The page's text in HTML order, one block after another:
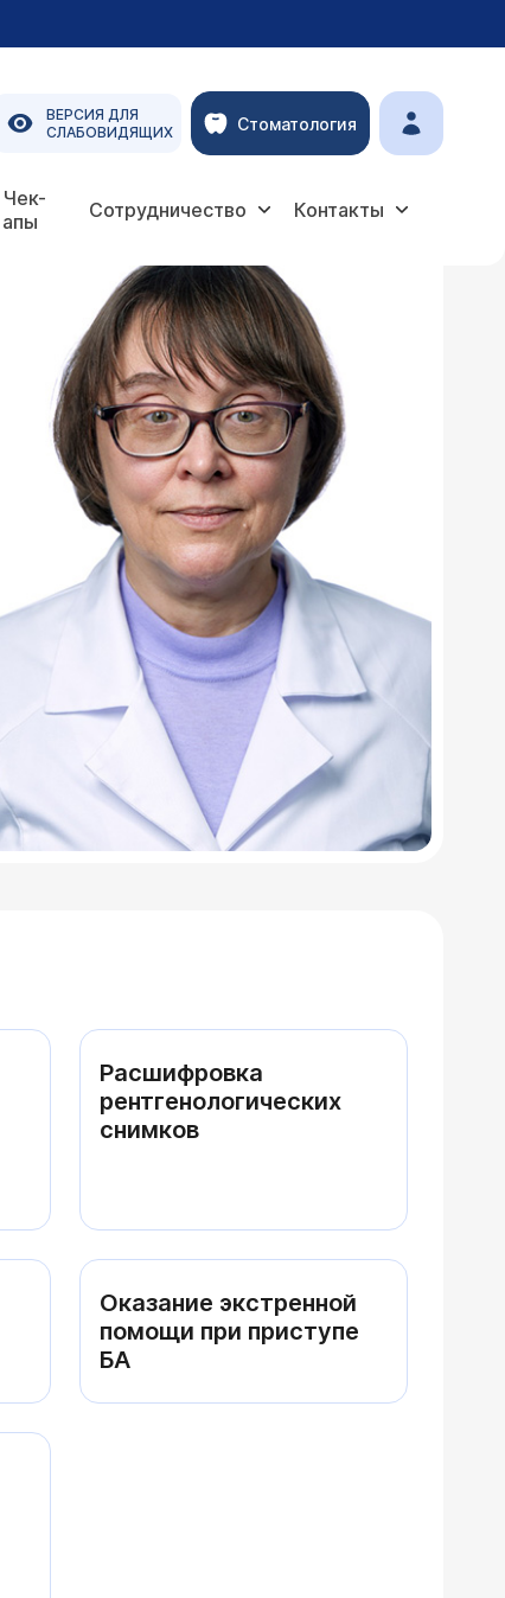
ВЕРСИЯ ДЛЯ
СЛАБОВИДЯЩИХ
Стоматология
Чек-
апы
Сотрудничество Контакты
Расшифровка
рентгенологических
снимков
Оказание экстренной
помощи при приступе
БА